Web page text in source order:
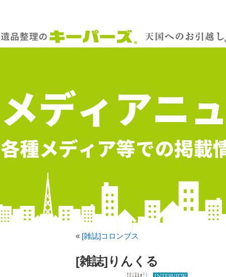
« [雑誌]コロンブス
[雑誌]りんくる